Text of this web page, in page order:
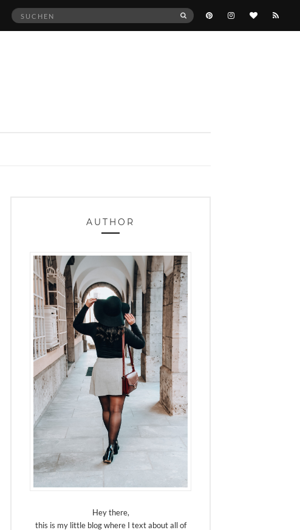
Suche
SUCHEN
AUTHOR
Hey there,
this is my little blog where I text about all of